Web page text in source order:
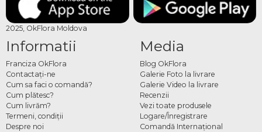
2025, OkFlora Moldova
Informatii
Franciza OkFlora
Contactaţi-ne
Cum sa faci o comandă?
Cum plătesc?
Cum livrăm?
Termeni, condiţii
Despre noi
Media
Blog OkFlora
Galerie Foto la livrare
Galerie Video la livrare
Recenzii
Vezi toate produsele
Logare/Înregistrare
Comandă Internațional